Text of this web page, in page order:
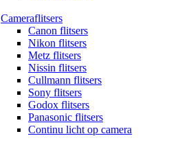
Cameraflitsers
Canon flitsers
Nikon flitsers
Metz flitsers
Nissin flitsers
Cullmann flitsers
Sony flitsers
Godox flitsers
Panasonic flitsers
Continu licht op camera